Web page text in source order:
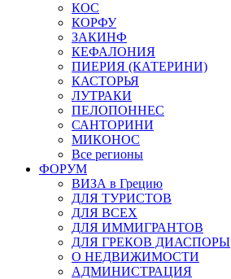
КОС
КОРФУ
ЗАКИНФ
КЕФАЛОНИЯ
ПИЕРИЯ (КАТЕРИНИ)
КАСТОРЬЯ
ЛУТРАКИ
ПЕЛОПОННЕС
САНТОРИНИ
МИКОНОС
Все регионы
ФОРУМ
ВИЗА в Грецию
ДЛЯ ТУРИСТОВ
ДЛЯ ВСЕХ
ДЛЯ ИММИГРАНТОВ
ДЛЯ ГРЕКОВ ДИАСПОРЫ
О НЕДВИЖИМОСТИ
АДМИНИСТРАЦИЯ